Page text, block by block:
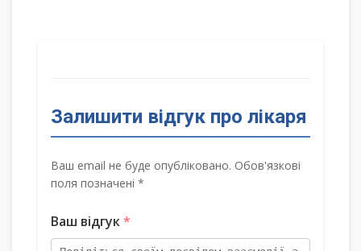
Залишити відгук про лікаря
Ваш email не буде опубліковано. Обов'язкові
поля позначені *
Ваш відгук*